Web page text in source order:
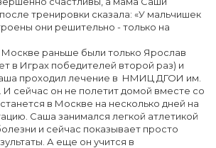
тренировки сказала: «У мальчишек
они решительно - только на
раньше были только Ярослав
в Играх победителей второй раз) и
проходил лечение в НМИЦ ДГОИ им.
И сейчас он не полетит домой вместе со
в Москве на несколько дней на
Саша занимался легкой атлетикой
и сейчас показывает просто
А еще он учится в